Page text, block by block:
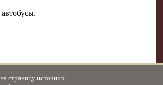
страницу источник: